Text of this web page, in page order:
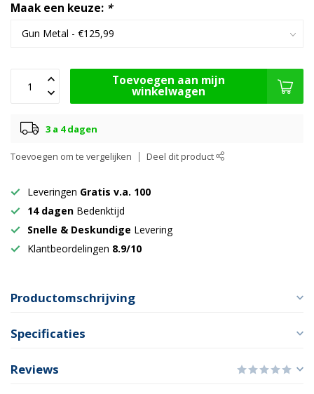
Maak een keuze: *
Toevoegen aan mijn
winkelwagen
3 a 4 dagen
Toevoegen om te vergelijken Deel dit product
Leveringen Gratis v.a. 100
14 dagen Bedenktijd
Snelle & Deskundige Levering
Klantbeordelingen 8.9/10
Productomschrijving
Specificaties
Reviews